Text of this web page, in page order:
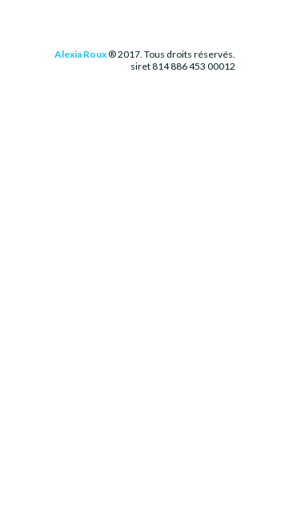
Alexia Roux® 2017. Tous droits réservés.
siret 814 886 453 00012